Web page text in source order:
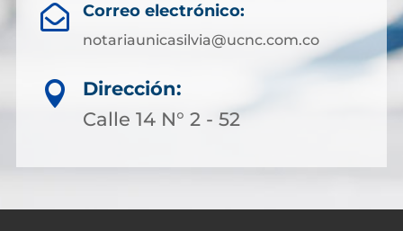
 Correo electrónico:
notariaunicasilvia@ucnc.com.co

Dirección:
Calle 14 N° 2 - 52